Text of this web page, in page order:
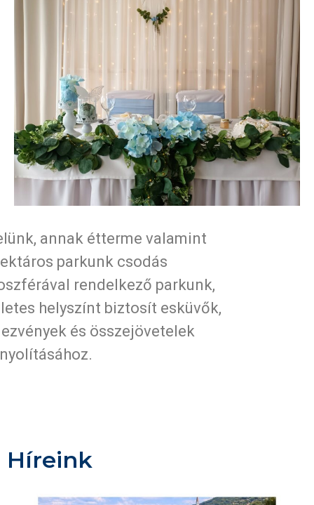
annak étterme valamint
parkunk csodás
rendelkező parkunk,
helyszínt biztosít esküvők,
és összejövetelek
Híreink